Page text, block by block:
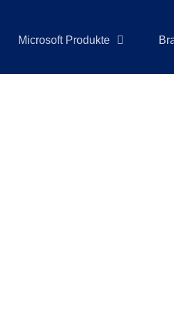
Microsoft Produkte